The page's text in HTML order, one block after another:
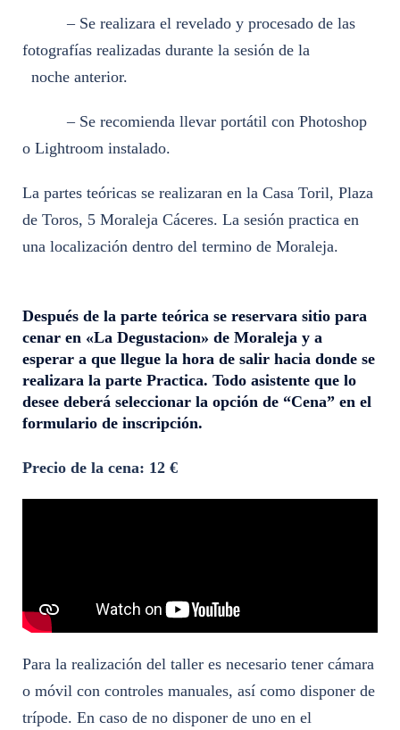
– Se realizara el revelado y procesado de las
fotografías realizadas durante la sesión de la
noche anterior.
– Se recomienda llevar portátil con Photoshop
o Lightroom instalado.
La partes teóricas se realizaran en la Casa Toril, Plaza
de Toros, 5 Moraleja Cáceres. La sesión practica en
una localización dentro del termino de Moraleja.
Después de la parte teórica se reservara sitio para
cenar en «La Degustacion» de Moraleja y a
esperar a que llegue la hora de salir hacia donde se
realizara la parte Practica. Todo asistente que lo
desee deberá seleccionar la opción de “Cena” en el
formulario de inscripción.
Precio de la cena: 12 €
Para la realización del taller es necesario tener cámara
o móvil con controles manuales, así como disponer de
trípode. En caso de no disponer de uno en el